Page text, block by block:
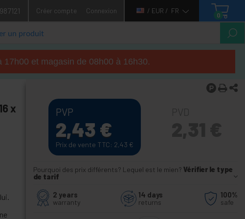
Créer compte Connexion / EUR / FR
0
et magasin de 08h00 à 16h30.
x
PVP
2,43 €
Prix de vente TTC: 2,43 €
Pourquoi des prix différents? Lequel est le mien? Vérifier le type
de tarif
2 years
warranty
14 days
returns
100%
safe